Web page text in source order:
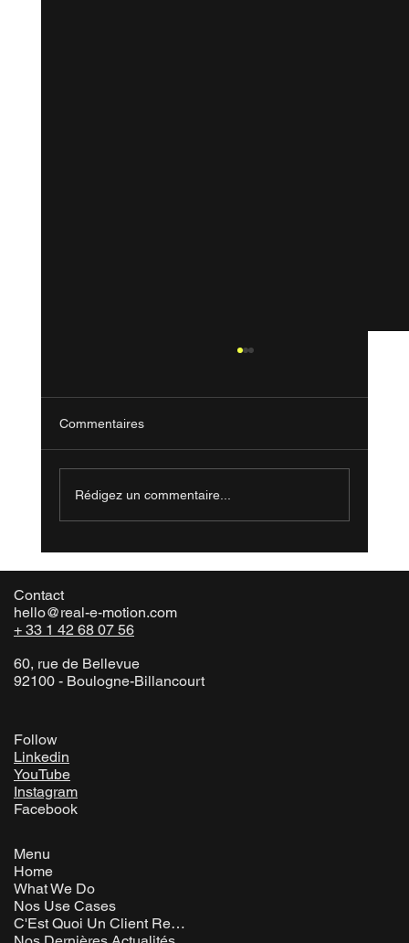
Commentaires
Rédigez un commentaire...
Contact
hello@real-e-motion.com
+ 33 1 42 68 07 56
60, rue de Bellevue
92100 - Boulogne-Billancourt
Follow
Linkedin
YouTube
Instagram
Facebook
Menu
Home
What We Do
Nos Use Cases
C'Est Quoi Un Client Rem ?